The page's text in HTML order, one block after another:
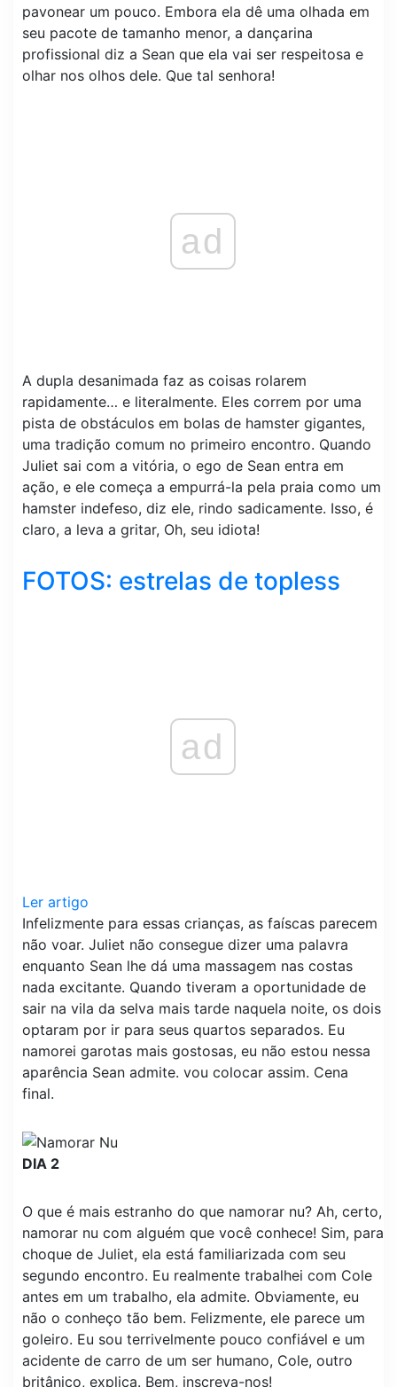
pavonear um pouco. Embora ela dê uma olhada em
seu pacote de tamanho menor, a dançarina
profissional diz a Sean que ela vai ser respeitosa e
olhar nos olhos dele. Que tal senhora!
ad
A dupla desanimada faz as coisas rolarem
rapidamente… e literalmente. Eles correm por uma
pista de obstáculos em bolas de hamster gigantes,
uma tradição comum no primeiro encontro. Quando
Juliet sai com a vitória, o ego de Sean entra em
ação, e ele começa a empurrá-la pela praia como um
hamster indefeso, diz ele, rindo sadicamente. Isso, é
claro, a leva a gritar, Oh, seu idiota!
FOTOS: estrelas de topless
ad
Ler artigo
Infelizmente para essas crianças, as faíscas parecem
não voar. Juliet não consegue dizer uma palavra
enquanto Sean lhe dá uma massagem nas costas
nada excitante. Quando tiveram a oportunidade de
sair na vila da selva mais tarde naquela noite, os dois
optaram por ir para seus quartos separados. Eu
namorei garotas mais gostosas, eu não estou nessa
aparência Sean admite. vou colocar assim. Cena
final.
DIA 2
O que é mais estranho do que namorar nu? Ah, certo,
namorar nu com alguém que você conhece! Sim, para
choque de Juliet, ela está familiarizada com seu
segundo encontro. Eu realmente trabalhei com Cole
antes em um trabalho, ela admite. Obviamente, eu
não o conheço tão bem. Felizmente, ele parece um
goleiro. Eu sou terrivelmente pouco confiável e um
acidente de carro de um ser humano, Cole, outro
britânico, explica. Bem, inscreva-nos!